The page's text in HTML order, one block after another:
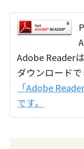
Adobe Reader
ダウンロードで
「Adobe
です。